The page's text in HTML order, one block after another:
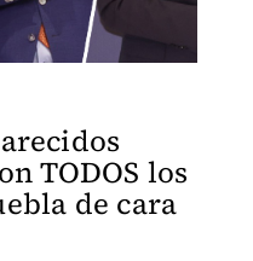
TODOS los
de cara